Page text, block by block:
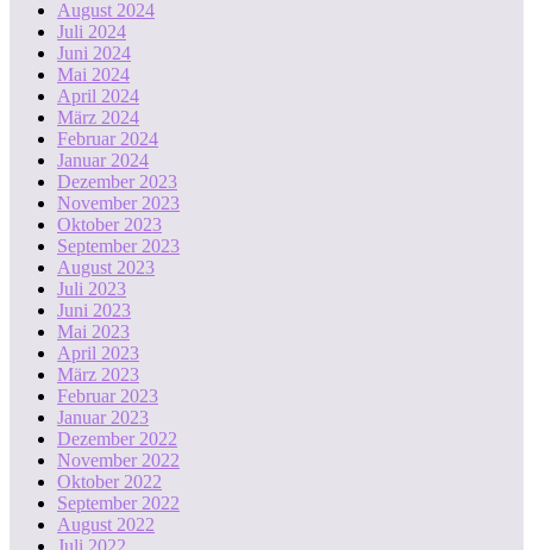
August 2024
Juli 2024
Juni 2024
Mai 2024
April 2024
März 2024
Februar 2024
Januar 2024
Dezember 2023
November 2023
Oktober 2023
September 2023
August 2023
Juli 2023
Juni 2023
Mai 2023
April 2023
März 2023
Februar 2023
Januar 2023
Dezember 2022
November 2022
Oktober 2022
September 2022
August 2022